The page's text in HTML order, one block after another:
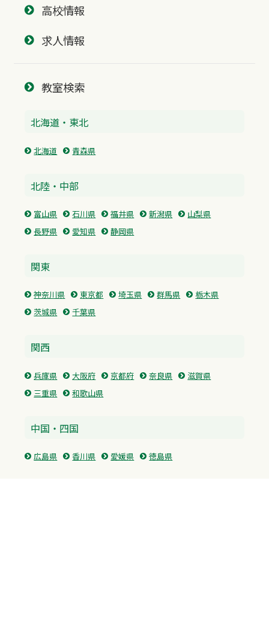
高校情報
求人情報
教室検索
北海道・東北
北海道 青森県
北陸・中部
富山県 石川県 福井県 新潟県
山梨県
長野県
愛知県 静岡県
関東
神奈川県 東京都 埼玉県 群馬県
栃木県
茨城県
千葉県
関西
兵庫県 大阪府 京都府 奈良県
滋賀県
三重県
和歌山県
中国・四国
広島県 香川県 愛媛県 徳島県